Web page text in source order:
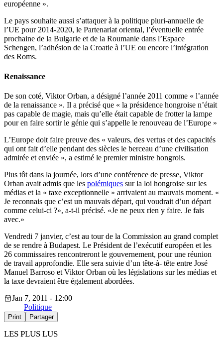
européenne ».
Le pays souhaite aussi s’attaquer à la politique pluri-annuelle de
l’UE pour 2014-2020, le Partenariat oriental, l’éventuelle entrée
prochaine de la Bulgarie et de la Roumanie dans l’Espace
Schengen, l’adhésion de la Croatie à l’UE ou encore l’intégration
des Roms.
Renaissance
De son coté, Viktor Orban, a désigné l’année 2011 comme « l’année
de la renaissance ». Il a précisé que « la présidence hongroise n’était
pas capable de magie, mais qu’elle était capable de frotter la lampe
pour en faire sortir le génie qui s’appelle le renouveau de l’Europe »
L’Europe doit faire preuve des « valeurs, des vertus et des capacités
qui ont fait d’elle pendant des siècles le berceau d’une civilisation
admirée et enviée », a estimé le premier ministre hongrois.
Plus tôt dans la journée, lors d’une conférence de presse, Viktor
Orban avait admis que les polémiques sur la loi hongroise sur les
médias et la « taxe exceptionnelle » arrivaient au mauvais moment. «
Je reconnais que c’est un mauvais départ, qui voudrait d’un départ
comme celui-ci ?», a-t-il précisé. «Je ne peux rien y faire. Je fais
avec.»
Vendredi 7 janvier, c’est au tour de la Commission au grand complet
de se rendre à Budapest. Le Président de l’exécutif européen et les
26 commissaires rencontreront le gouvernement, pour une réunion
de travail approfondie. Elle sera suivie d’un tête-à- tête entre José
Manuel Barroso et Viktor Orban où les législations sur les médias et
la taxe devraient être également abordées.
Jan 7, 2011 - 12:00
Politique
Print Partager
LES PLUS LUS